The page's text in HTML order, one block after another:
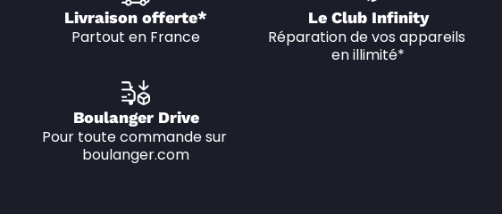
Livraison offerte*
Partout en France
Le Club Infinity
Réparation de vos appareils
en illimité*
Boulanger Drive
Pour toute commande sur
boulanger.com